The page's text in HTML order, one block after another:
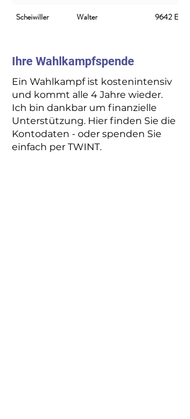
Scheiwiller Walter 9642
Ihre Wahlkampfspende
Ein Wahlkampf ist kostenintensiv
und kommt alle 4 Jahre wieder.
Ich bin dankbar um finanzielle
Unterstützung. Hier finden Sie die
Kontodaten - oder spenden Sie
einfach per TWINT.